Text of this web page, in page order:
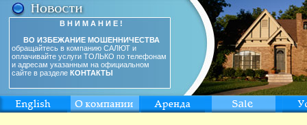
В Н И М А Н И Е !
ВО ИЗБЕЖАНИЕ МОШЕННИЧЕСТВА
обращайтесь в компанию САЛЮТ и
оплачивайте услуги ТОЛЬКО по телефонам
и адресам указанным на официальном
сайте в разделе КОНТАКТЫ